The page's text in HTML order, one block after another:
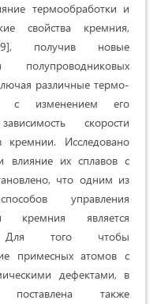
термообработки и
свойства кремния,
[9], получив новые
полупроводниковых
различные термо-
с изменением его
скорости
Исследовано
влияние их сплавов с
что одним из
управления
кремния является
Для того чтобы
примесных атомов с
дефектами, в
также